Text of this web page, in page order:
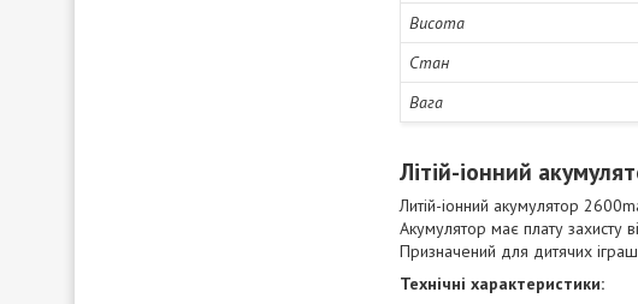
Висота
Стан
Вага
Літій-іонний
Литій-іонний акумулятор
Акумулятор має плату
Призначений для дитячих
Технічні характеристики: